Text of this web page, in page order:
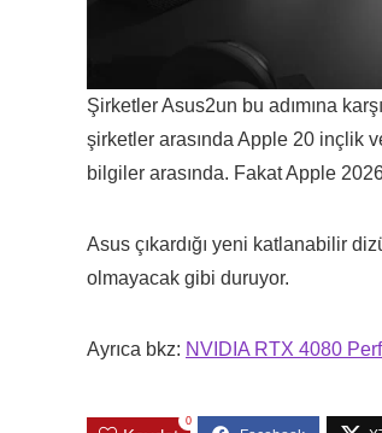
Şirketler Asus2un bu adımına
şirketler arasında Apple 20 inçlik
bilgiler arasında. Fakat Apple 2026
Asus çıkardığı yeni katlanabilir
olmayacak gibi duruyor.
Ayrıca bkz: NVIDIA RTX 4080
0